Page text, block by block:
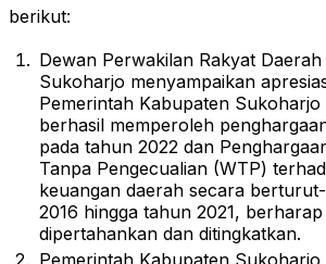
berikut:
Dewan Perwakilan Rakyat
Sukoharjo menyampaikan
Pemerintah Kabupaten
berhasil memperoleh
pada tahun 2022 dan
Tanpa Pengecualian (WTP)
keuangan daerah secara
2016 hingga tahun 2021,
dipertahankan dan ditingkatkan.